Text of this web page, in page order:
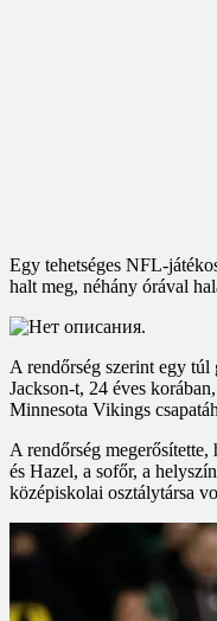
Egy tehetséges NFL-
halt meg, néhány órával
A rendőrség szerint egy
Jackson-t, 24 éves
Minnesota Vikings
A rendőrség
és Hazel, a sofőr, a
középiskolai osztálytársa